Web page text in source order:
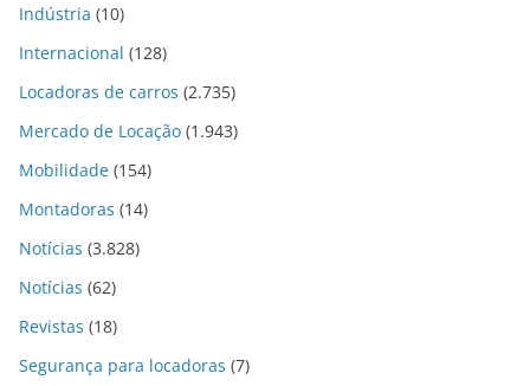
Indústria (10)
Internacional (128)
Locadoras de carros (2.735)
Mercado de Locação (1.943)
Mobilidade (154)
Montadoras (14)
Notícias (3.828)
Notícias (62)
Revistas (18)
Segurança para locadoras (7)